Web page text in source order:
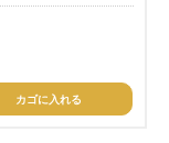
カゴに入れる